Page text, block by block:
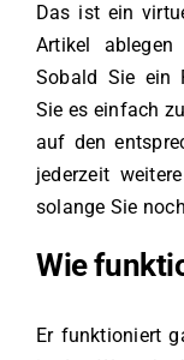
Das ist ein
Artikel
Sobald Sie ein
Sie es einfach
auf den
jederzeit
solange Sie
Wie
Er funktioniert